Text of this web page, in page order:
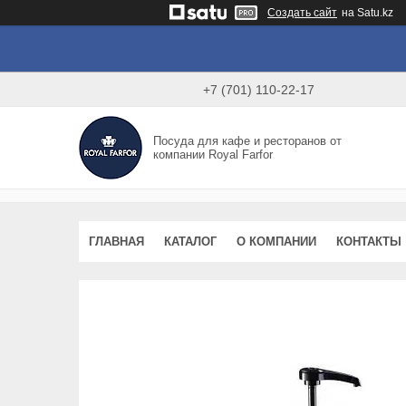
Создать сайт на Satu.kz
+7 (701) 110-22-17
Посуда для кафе и ресторанов от
компании Royal Farfor
ГЛАВНАЯ КАТАЛОГ О КОМПАНИИ КОНТАКТЫ